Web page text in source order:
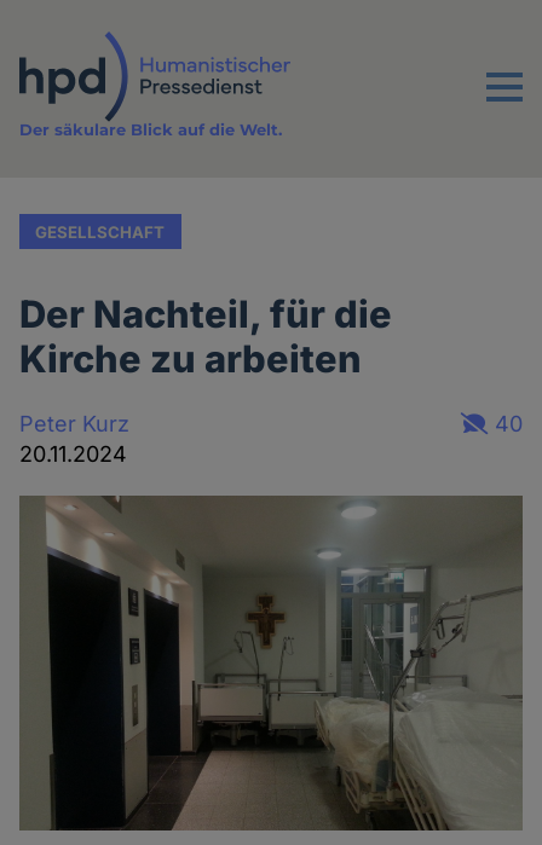
Inhalt
Menu
Der säkulare Blick auf die Welt.
GESELLSCHAFT
Der Nachteil, für die
Kirche zu arbeiten
Peter Kurz
20.11.2024
40